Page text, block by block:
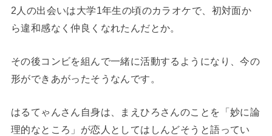
2人の出会いは大学1年生の頃のカラオケで、初対面か
ら違和感なく仲良くなれたんだとか。
その後コンビを組んで一緒に活動するようになり、今の
形ができあがったそうなんです。
はるてゃんさん自身は、まえひろさんのことを「妙に論
理的なところ」が恋人としてはしんどそうと語ってい